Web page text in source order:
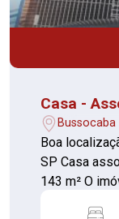
Casa -
Boa
SP Casa assobradada com 288 m² e terreno com
143 m² O imóvel não esta averbado a construção